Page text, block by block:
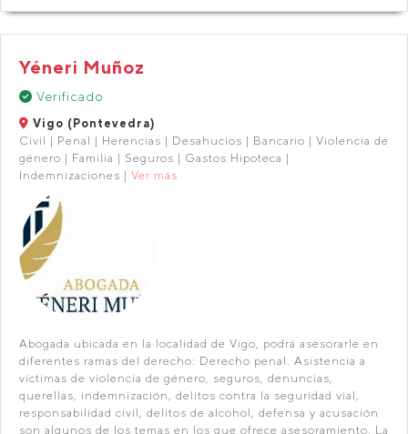
Yéneri Muñoz
Verificado
Vigo (Pontevedra)
Civil | Penal | Herencias | Desahucios | Bancario | Violencia de
género | Familia | Seguros | Gastos Hipoteca |
Indemnizaciones | Ver más
Abogada ubicada en la localidad de Vigo, podrá asesorarle en
diferentes ramas del derecho: Derecho penal. Asistencia a
víctimas de violencia de género, seguros, denuncias,
querellas, indemnización, delitos contra la seguridad vial,
responsabilidad civil, delitos de alcohol, defensa y acusación
son algunos de los temas en los que ofrece asesoramiento. La